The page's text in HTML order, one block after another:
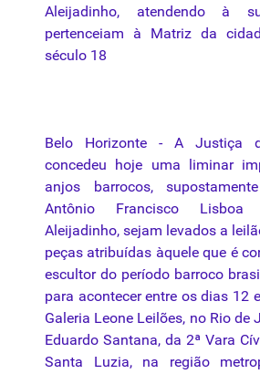
Aleijadinho, atendendo à
pertenceiam
à Matriz da
século 18
Belo Horizonte - A Justiça
concedeu hoje uma liminar
anjos
barrocos, supostamente
Antônio Francisco Lisboa
Aleijadinho, sejam levados a
peças atribuídas àquele que é
escultor do período barroco
para acontecer entre os dias 12
Galeria Leone Leilões, no Rio de
Eduardo Santana, da 2ª Vara
Santa Luzia, na região